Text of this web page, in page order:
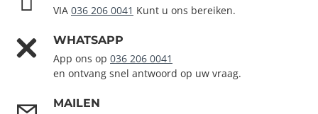
VIA 036 206 0041 Kunt u ons bereiken.
WHATSAPP
App ons op 036 206 0041
en ontvang snel antwoord op uw vraag.
MAILEN